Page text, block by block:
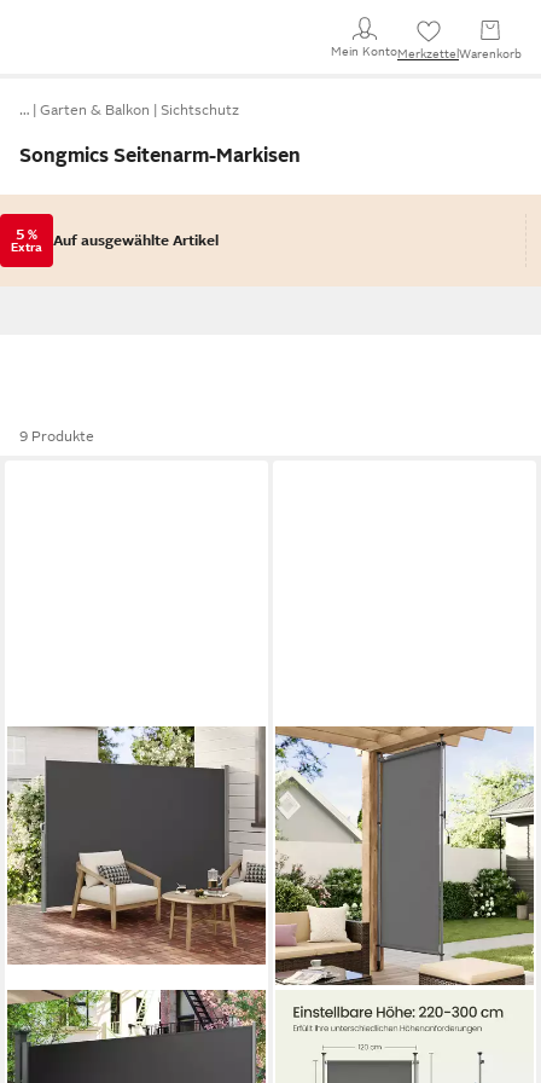
Mein KontoMerkzettel Warenkorb
… Garten & Balkon Sichtschutz
Songmics Seitenarm-Markisen
5 %
Extra Auf ausgewählte Artikel
9 Produkte